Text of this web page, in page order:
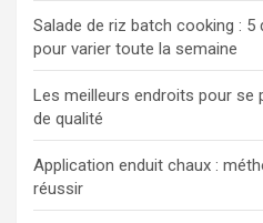
Salade de riz batch cooking :
pour varier toute la semaine
Les meilleurs endroits pour se
de qualité
Application enduit chaux :
réussir